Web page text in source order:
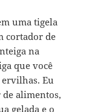
uma tigela
cortador de
na
que você
Eu
de alimentos,
gelada e o